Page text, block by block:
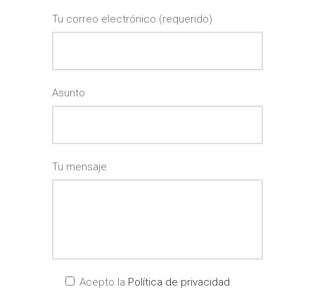
Tu correo electrónico (requerido)
Asunto
Tu mensaje
Acepto la Política de privacidad